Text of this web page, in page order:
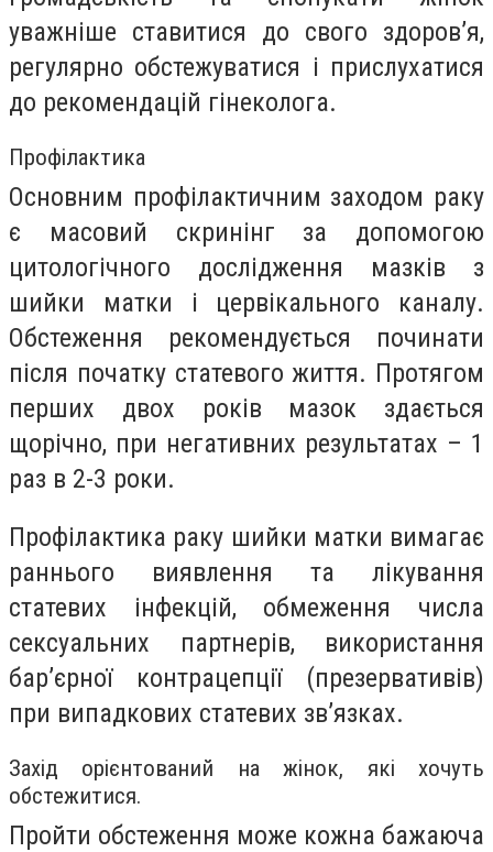
уважніше ставитися до свого здоров’я,
регулярно обстежуватися і прислухатися
до рекомендацій гінеколога.
Профілактика
Основним профілактичним заходом раку
є масовий скринінг за допомогою
цитологічного дослідження мазків з
шийки матки і цервікального каналу.
Обстеження рекомендується починати
після початку статевого життя. Протягом
перших двох років мазок здається
щорічно, при негативних результатах – 1
раз в 2-3 роки.
Профілактика раку шийки матки вимагає
раннього виявлення та лікування
статевих інфекцій, обмеження числа
сексуальних партнерів, використання
бар’єрної контрацепції (презервативів)
при випадкових статевих зв’язках.
Захід орієнтований на жінок, які хочуть
обстежитися.
Пройти обстеження може кожна бажаюча